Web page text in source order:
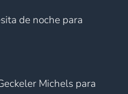
de noche para
Michels para